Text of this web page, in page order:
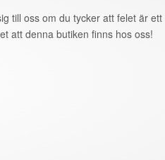
till oss om du tycker att felet är ett
att denna butiken finns hos oss!